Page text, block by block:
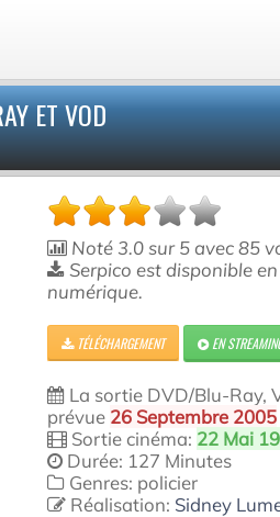
ET VOD
Noté 3.0sur5 avec85
Serpico est disponible
numérique.
TÉLÉCHARGEMENT EN
La sortie DVD/Blu-Ray,
prévue 26 Septembre 2005
Sortie cinéma: 22 Mai
Durée: 127 Minutes
Genres: policier
Réalisation: Sidney